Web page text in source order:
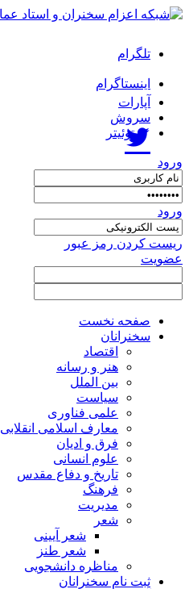
تلگرام
اینستاگرام
آپارات
سروش
توئیتر
ورود
ورود
ریست کردن رمز عبور
عضویت
صفحه نخست
سخنرانان
اقتصاد
هنر و رسانه
بین الملل
سیاست
علمی فناوری
معارف اسلامی انقلابی
فرق و ادیان
علوم انسانی
تاریخ و دفاع مقدس
فرهنگ
مدیریت
شعر
شعر آیینی
شعر طنز
مناظره دانشجویی
ثبت نام سخنرانان